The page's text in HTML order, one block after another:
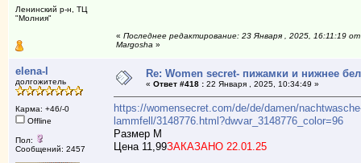
Ленинский р-н, ТЦ
"Молния"
« Последнее редактирование: 23 Января , 2025, 16:11:19 от
Margosha »
elena-l
долгожитель
Карма: +46/-0
Offline
Пол:
Сообщений: 2457
Re: Women secret- пижамки и нижнее
« Ответ #418 :22 Января , 2025, 10:34:49 »
https://womensecret.com/de/de/damen/
lammfell/3148776.html?dwvar_3148776_color=96
Размер М
Цена 11,99ЗАКАЗАНО 22.01.25